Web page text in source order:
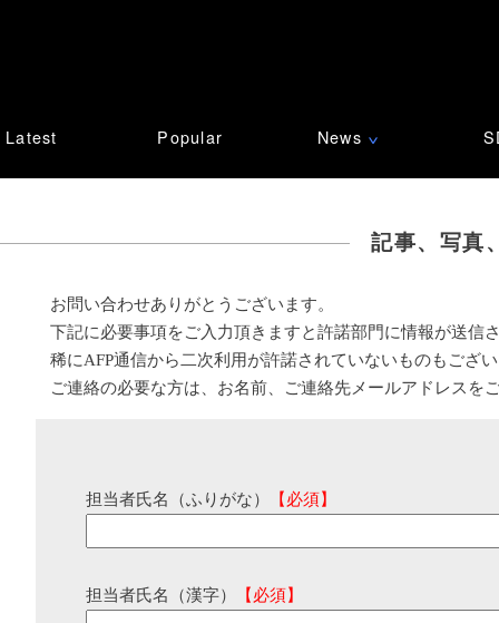
Latest Popular News ∨
記事、写真
お問い合わせありがとうございます。
下記に必要事項をご入力頂きますと許諾部門に情報が送信
稀にAFP通信から二次利用が許諾されていないものもござ
ご連絡の必要な方は、お名前、ご連絡先メールアドレスを
担当者氏名（ふりがな） 【必須】
担当者氏名（漢字） 【必須】